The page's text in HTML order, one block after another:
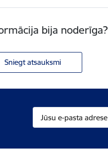
bija noderīga?
Sniegt atsauksmi